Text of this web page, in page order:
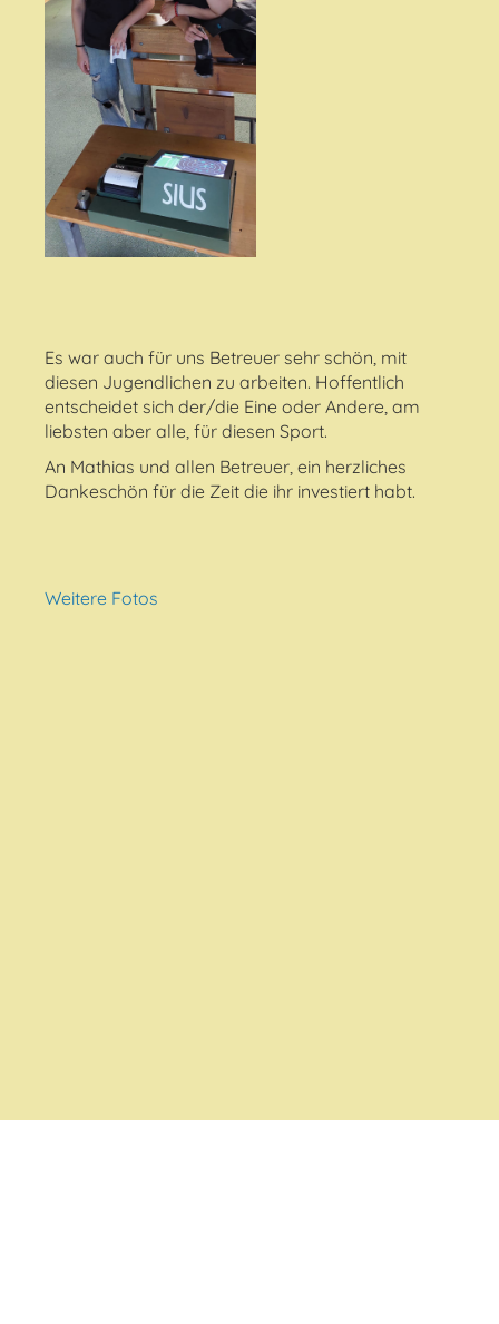
Es war auch für uns Betreuer sehr schön, mit
diesen Jugendlichen zu arbeiten. Hoffentlich
entscheidet sich der/die Eine oder Andere, am
liebsten aber alle, für diesen Sport.
An Mathias und allen Betreuer, ein herzliches
Dankeschön für die Zeit die ihr investiert habt.
Weitere Fotos